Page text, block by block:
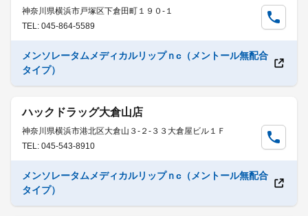
神奈川県横浜市戸塚区下倉田町１９０-１
TEL: 045-864-5589
メンソレータムメディカルリップｎc（メントール無配合
タイプ）
ハックドラッグ大倉山店
神奈川県横浜市港北区大倉山３-２-３３大倉屋ビル１Ｆ
TEL: 045-543-8910
メンソレータムメディカルリップｎc（メントール無配合
タイプ）